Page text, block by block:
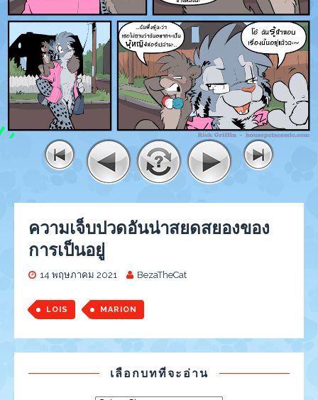
ความเจ็บปวดอันน่าสยดสยองของ
การเป็นอยู่
14 พฤษภาคม 2021 BezaTheCat
LOIS MARION
เลือกบทที่จะอ่าน